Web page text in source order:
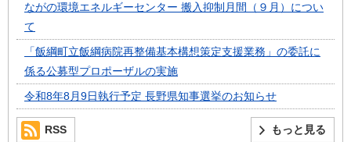
ながの環境エネルギーセンター 搬入抑制月間（９月）につい
て
「飯綱町立飯綱病院再整備基本構想策定支援業務」の委託に
係る公募型プロポーザルの実施
令和8年8月9日執行予定 長野県知事選挙のお知らせ
もっと見る
RSS